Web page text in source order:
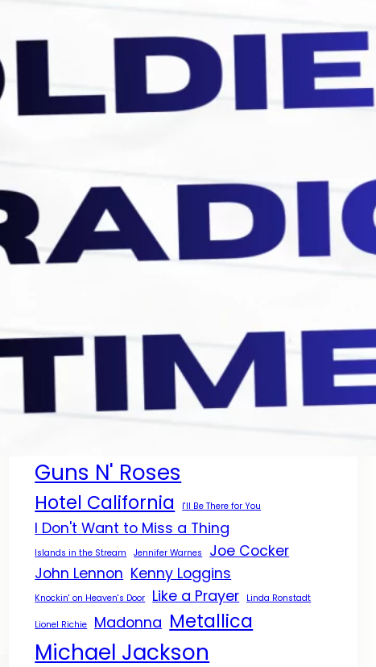
noviembre 2021
septiembre 2021
agosto 2021
julio 2021
Billboard
Bill Medley y Jennifer Warnes
Black Sabbath
Civil War Céline Dion
Guns N' Roses
Hotel California I'll Be There for You
I Don't Want to Miss a Thing
Islands in the Stream Jennifer Warnes
Joe Cocker
John Lennon Kenny Loggins
Knockin' on Heaven's Door Like a Prayer Linda Ronstadt
Lionel Richie Madonna Metallica
Michael Jackson